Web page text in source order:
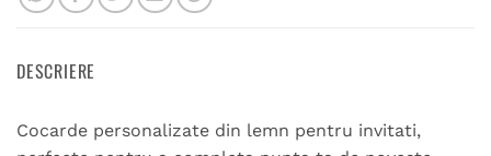
DESCRIERE
Cocarde personalizate din lemn pentru invitati,